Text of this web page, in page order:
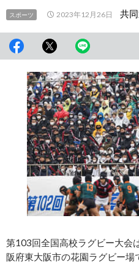
スポーツ 2023年12月26日 共
第103回全国高校ラグビー大会
阪府東大阪市の花園ラグビー